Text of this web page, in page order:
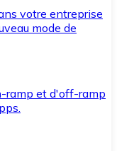
votre entreprise
mode de
ramp et d'off-ramp